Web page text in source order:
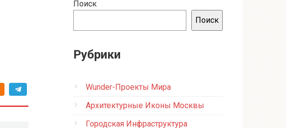
Поиск
Поиск
Рубрики
Wunder-Проекты Мира
Архитектурные Иконы Москвы
Городская Инфраструктура